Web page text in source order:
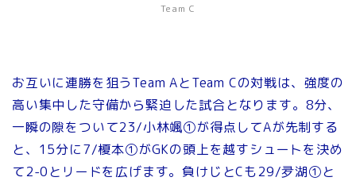
Team C
お互いに連勝を狙うTeam AとTeam Cの対戦は、強度の
高い集中した守備から緊迫した試合となります。8分、
一瞬の隙をついて23/小林颯①が得点してAが先制する
と、15分に7/榎本①がGKの頭上を越すシュートを決め
て2-0とリードを広げます。負けじとCも29/夛湖①と